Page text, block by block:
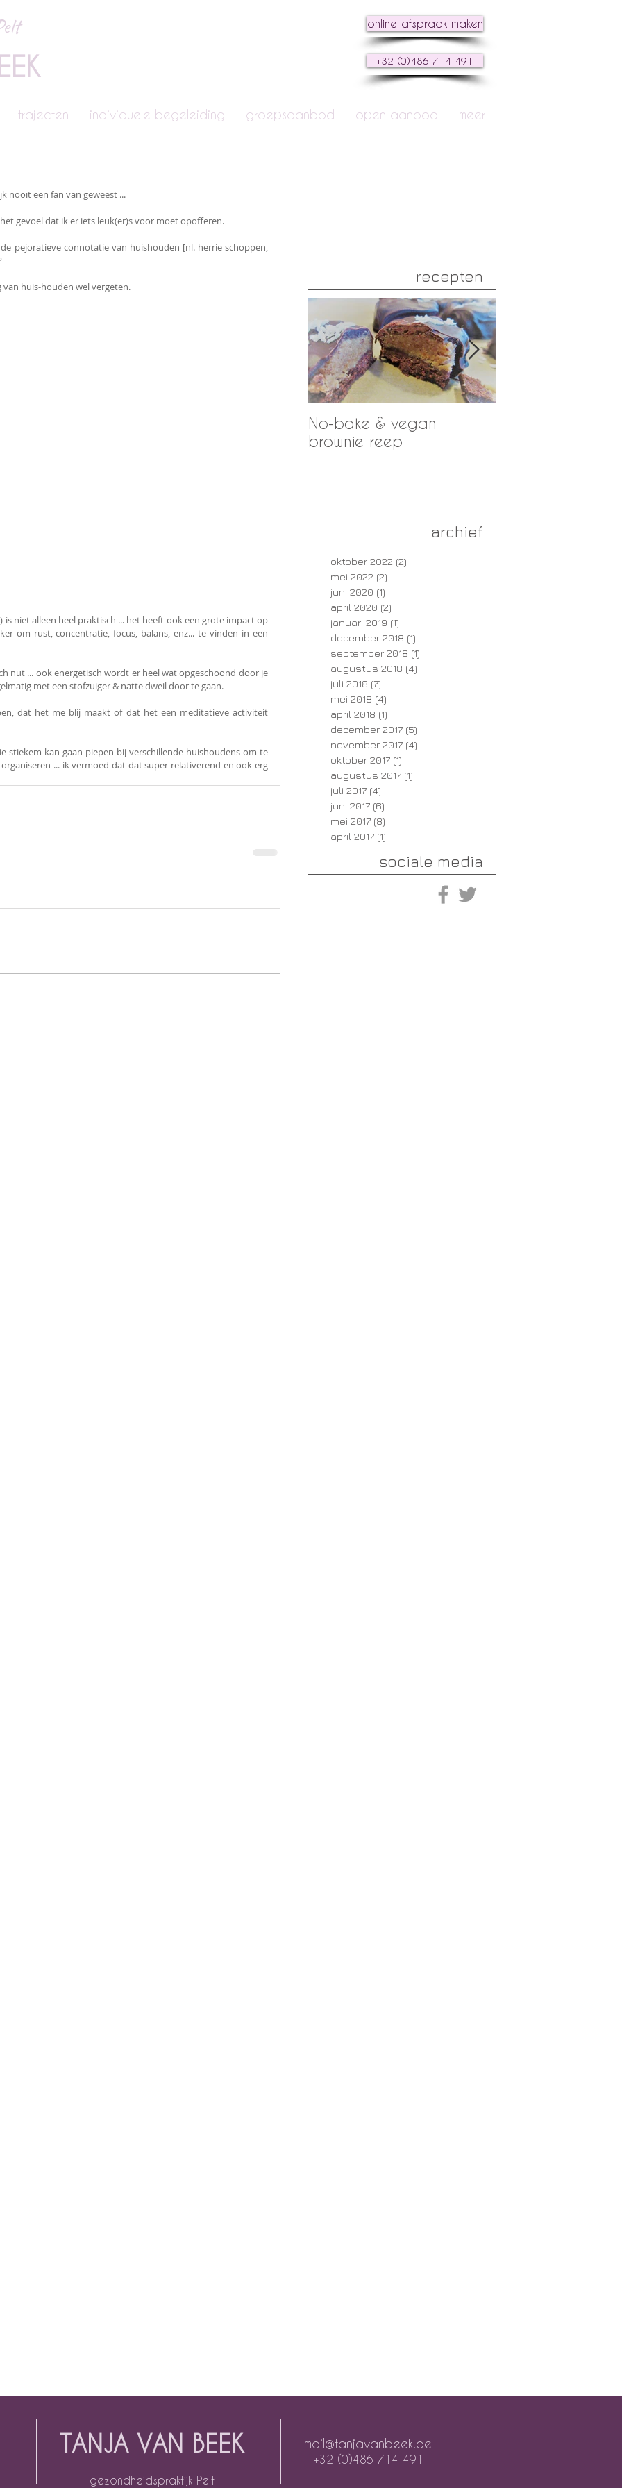
online afspraak maken
+32 (0)486 714 491
trajecten individuele begeleiding groepsaanbod open aanbod meer
nooit een fan van geweest ...
gevoel dat ik er iets leuk(er)s voor moet opofferen.
pejoratieve connotatie van huishouden [nl. herrie schoppen,
van huis-houden wel vergeten.
is niet alleen heel praktisch ... het heeft ook een grote impact op
om rust, concentratie, focus, balans, enz... te vinden in een
nut ... ook energetisch wordt er heel wat opgeschoond door je
met een stofzuiger & natte dweil door te gaan.
dat het me blij maakt of dat het een meditatieve activiteit
stiekem kan gaan piepen bij verschillende huishoudens om te
... ik vermoed dat dat super relativerend en ook erg
recepten
No-bake & vegan
brownie reep
archief
oktober 2022 (2)
mei 2022 (2)
juni 2020 (1)
april 2020 (2)
januari 2019 (1)
december 2018 (1)
september 2018 (1)
augustus 2018 (4)
juli 2018 (7)
mei 2018 (4)
april 2018 (1)
december 2017 (5)
november 2017 (4)
oktober 2017 (1)
augustus 2017 (1)
juli 2017 (4)
juni 2017 (6)
mei 2017 (8)
april 2017 (1)
sociale media
TANJA VAN BEEK
gezondheidspraktijk Pelt
mail@tanjavanbeek.be
+32 (0)486 714 491